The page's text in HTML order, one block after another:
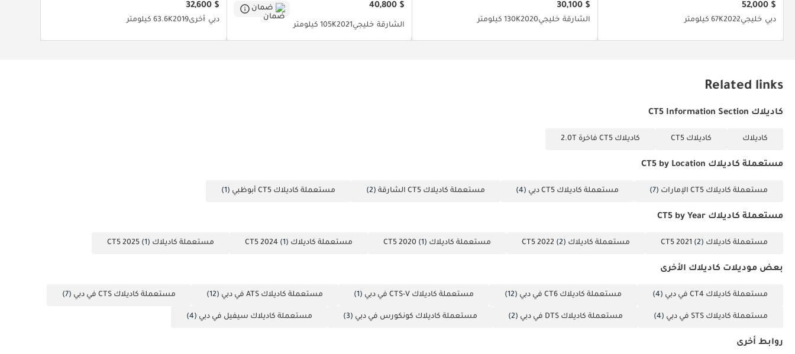
$ 52,000
دبي خليجي202267K كيلومتر
$ 30,100
الشارقة خليجي2020130K كيلومتر
$ 40,800
ضمان
الشارقة خليجي2021105K كيلومتر
$ 32,600
دبي أخرى201963.6K كيلومتر
Related links
كاديلاك CT5 Information Section
كاديلاك كاديلاك CT5 كاديلاك CT5 فاخرة 2.0T
مستعملة كاديلاك CT5 by Location
مستعملة كاديلاك CT5 الإمارات (7) مستعملة كاديلاك CT5 دبي (4) مستعملة كاديلاك CT5 الشارقة (2) مستعملة كاديلاك CT5 أبوظبي (1)
مستعملة كاديلاك CT5 by Year
مستعملة كاديلاك CT5 2021 (2) مستعملة كاديلاك CT5 2022 (2) مستعملة كاديلاك CT5 2020 (1) مستعملة كاديلاك CT5 2024 (1) مستعملة كاديلاك CT5 2025 (1)
بعض موديلات كاديلاك الأخرى
مستعملة كاديلاك CT4 في دبي (4) مستعملة كاديلاك CT6 في دبي (12) مستعملة كاديلاك CTS-V في دبي (1) مستعملة كاديلاك ATS في دبي (12) مستعملة كاديلاك CTS في دبي (7)
مستعملة كاديلاك STS في دبي (4) مستعملة كاديلاك DTS في دبي (2) مستعملة كاديلاك كونكورس في دبي (3) مستعملة كاديلاك سيفيل في دبي (4)
روابط أخرى